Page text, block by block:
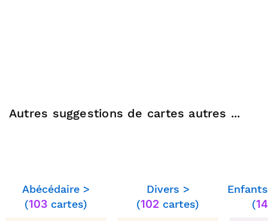
Autres suggestions de cartes autres ...
Abécédaire >
(103 cartes)
Divers >
(102 cartes)
(14